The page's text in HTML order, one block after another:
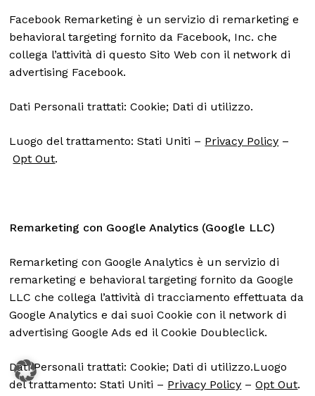
Facebook Remarketing è un servizio di remarketing e
behavioral targeting fornito da Facebook, Inc. che
collega l’attività di questo Sito Web con il network di
advertising Facebook.
Dati Personali trattati: Cookie; Dati di utilizzo.
Luogo del trattamento: Stati Uniti – Privacy Policy –
Opt Out.
Remarketing con Google Analytics (Google LLC)
Remarketing con Google Analytics è un servizio di
remarketing e behavioral targeting fornito da Google
LLC che collega l’attività di tracciamento effettuata da
Google Analytics e dai suoi Cookie con il network di
advertising Google Ads ed il Cookie Doubleclick.
Dati Personali trattati: Cookie; Dati di utilizzo.Luogo
del trattamento: Stati Uniti – Privacy Policy –Opt Out.